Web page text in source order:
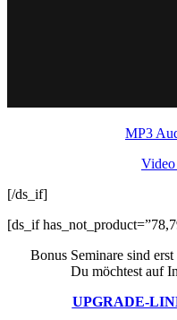
MP3
Video
[/ds_if]
[ds_if
Bonus Seminare sind
Du möchtest auf
UPGRADE-